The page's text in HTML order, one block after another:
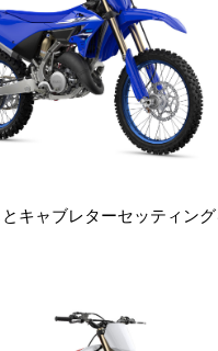
キャブレターセッティン